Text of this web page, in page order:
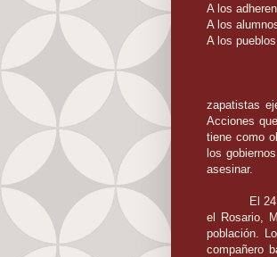
A los
A los
A los
zapatistas
Acciones
tiene como
los
asesinar.
El
el Rosario,
población.
compañero